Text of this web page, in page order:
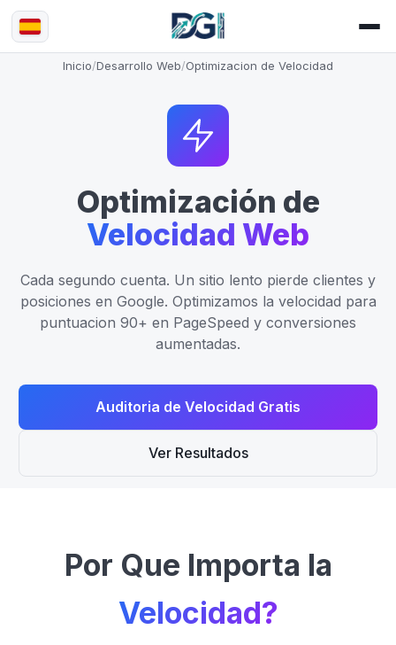
Inicio/Desarrollo Web/Optimizacion de Velocidad
Optimización de
Velocidad Web
Cada segundo cuenta. Un sitio lento pierde clientes y
posiciones en Google. Optimizamos la velocidad para
puntuacion 90+ en PageSpeed y conversiones
aumentadas.
Auditoria de Velocidad Gratis
Ver Resultados
Por Que Importa la
Velocidad?